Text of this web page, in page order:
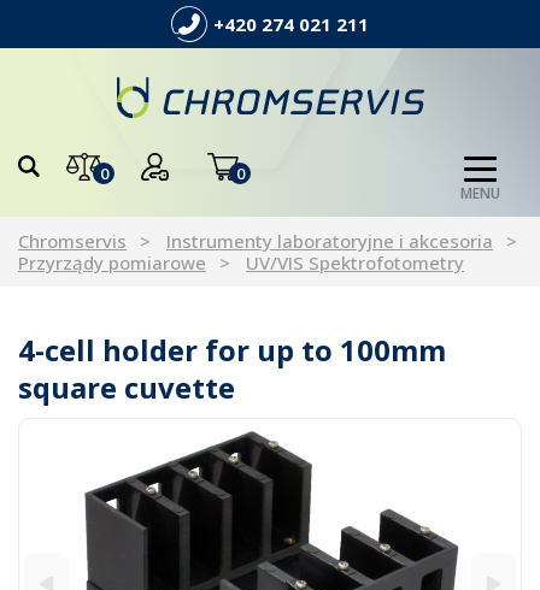
+420 274 021 211
0 0
MENU
Chromservis
Instrumenty laboratoryjne i akcesoria
Przyrządy pomiarowe
UV/VIS Spektrofotometry
4-cell holder for up to 100mm
square cuvette